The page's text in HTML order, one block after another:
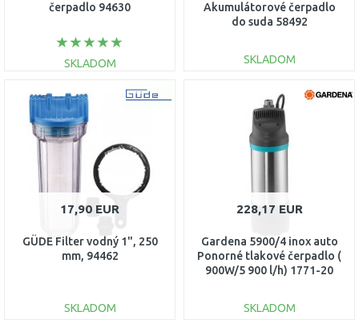
čerpadlo 94630
SKLADOM
DO KOŠÍKA
Porovnať
Akumulátorové čerpadlo
do suda 58492
SKLADOM
DO KOŠÍKA
Porovnať
17,90 EUR
GÜDE Filter vodný 1", 250
mm, 94462
SKLADOM
228,17 EUR
Gardena 5900/4 inox auto
Ponorné tlakové čerpadlo (
900W/5 900 l/h) 1771-20
SKLADOM